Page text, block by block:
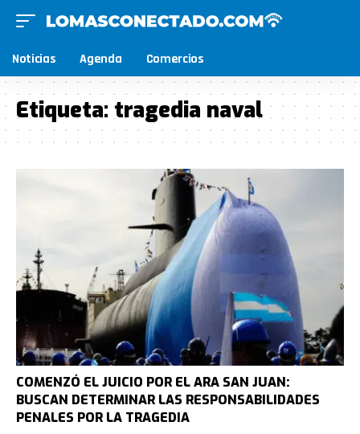
Noticias Agenda Comercios
Etiqueta:tragedia naval
COMENZÓ EL JUICIO POR EL ARA SAN JUAN:
BUSCAN DETERMINAR LAS RESPONSABILIDADES
PENALES POR LA TRAGEDIA